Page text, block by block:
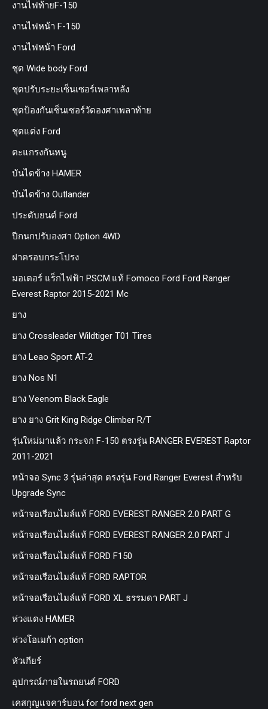
งานไฟท้ายF-150
งานไฟหน้า F-150
งานไฟหน้า Ford
ชุด Wide body Ford
ชุดปรับระยะเซ็นเซอร์เพลาหลัง
ชุดป้องกันเซ็นเซอร์วัดองศาเพลาท้าย
ชุดแต่ง Ford
ตะแกรงกันหนู
บันไดข้าง HAMER
บันไดข้าง Outlander
ประดับยนต์ Ford
ปีกนกปรับองศา Option 4WD
ฝาครอบกระโปรง
มอเตอร์ แร็กไฟฟ้า PSCM.แท้ Fomoco Ford Ford Ranger
Everest Raptor 2015-2021 Mc
ยาง
ยาง Crossleader Wildtiger T01 Tires
ยาง Leao Sport AT-2
ยาง Nos N1
ยาง Veenom Black Eagle
ยาง ยาง Grit King Ridge Climber R/T
รุ่นใหม่มาแล้ว กระจก F-150 ตรงรุ่น RANGER EVEREST Raptor
2011-2021
หน้าจอ Sync 3 รุ่นล่าสุด ตรงรุ่น Ford Ranger Everest สำหรับ
Upgrade Sync
หน้าจอเรือนไมล์แท้ FORD EVEREST RANGER 2.0 PART G
หน้าจอเรือนไมล์แท้ FORD EVEREST RANGER 2.0 PART J
หน้าจอเรือนไมล์แท้ FORD F150
หน้าจอเรือนไมล์แท้ FORD RAPTOR
หน้าจอเรือนไมล์แท้ FORD XL ธรรมดา PART J
ห่วงแดง HAMER
ห่วงโอเมก้า option
หัวเกียร์
อุปกรณ์ภายในรถยนต์ FORD
เคสกุญแจคาร์บอน for ford next gen